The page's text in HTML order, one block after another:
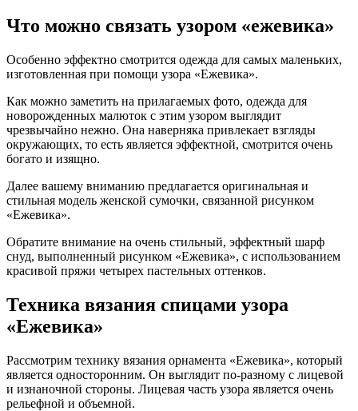
Что можно связать узором «ежевика»
Особенно эффектно смотрится одежда для самых маленьких,
изготовленная при помощи узора «Ежевика».
Как можно заметить на прилагаемых фото, одежда для
новорожденных малюток с этим узором выглядит
чрезвычайно нежно. Она наверняка привлекает взгляды
окружающих, то есть является эффектной, смотрится очень
богато и изящно.
Далее вашему вниманию предлагается оригинальная и
стильная модель женской сумочки, связанной рисунком
«Ежевика».
Обратите внимание на очень стильный, эффектный шарф
снуд, выполненный рисунком «Ежевика», с использованием
красивой пряжи четырех пастельных оттенков.
Техника вязания спицами узора
«Ежевика»
Рассмотрим технику вязания орнамента «Ежевика», который
является односторонним. Он выглядит по-разному с лицевой
и изнаночной стороны. Лицевая часть узора является очень
рельефной и объемной.